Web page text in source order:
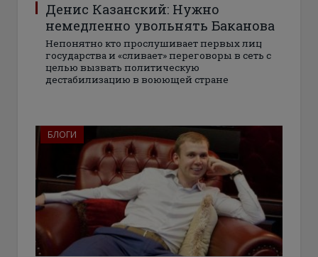
Денис Казанский: Нужно
немедленно увольнять Баканова
Непонятно кто прослушивает первых лиц
государства и «сливает» переговоры в сеть с
целью вызвать политическую
дестабилизацию в воюющей стране
БЛОГИ